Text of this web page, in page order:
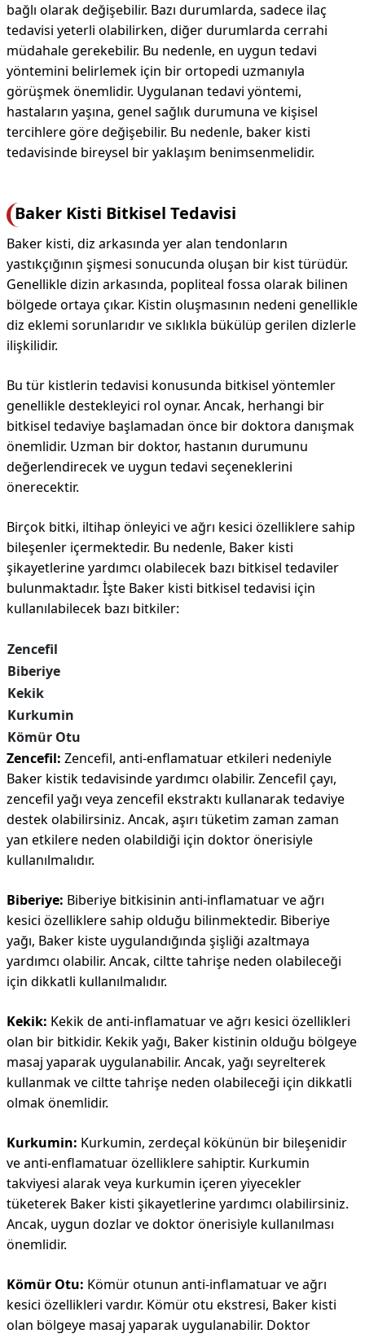
bağlı olarak değişebilir. Bazı durumlarda, sadece ilaç
tedavisi yeterli olabilirken, diğer durumlarda cerrahi
müdahale gerekebilir. Bu nedenle, en uygun tedavi
yöntemini belirlemek için bir ortopedi uzmanıyla
görüşmek önemlidir. Uygulanan tedavi yöntemi,
hastaların yaşına, genel sağlık durumuna ve kişisel
tercihlere göre değişebilir. Bu nedenle, baker kisti
tedavisinde bireysel bir yaklaşım benimsenmelidir.
Baker Kisti Bitkisel Tedavisi
Baker kisti, diz arkasında yer alan tendonların
yastıkçığının şişmesi sonucunda oluşan bir kist türüdür.
Genellikle dizin arkasında, popliteal fossa olarak bilinen
bölgede ortaya çıkar. Kistin oluşmasının nedeni genellikle
diz eklemi sorunlarıdır ve sıklıkla bükülüp gerilen dizlerle
ilişkilidir.
Bu tür kistlerin tedavisi konusunda bitkisel yöntemler
genellikle destekleyici rol oynar. Ancak, herhangi bir
bitkisel tedaviye başlamadan önce bir doktora danışmak
önemlidir. Uzman bir doktor, hastanın durumunu
değerlendirecek ve uygun tedavi seçeneklerini
önerecektir.
Birçok bitki, iltihap önleyici ve ağrı kesici özelliklere sahip
bileşenler içermektedir. Bu nedenle, Baker kisti
şikayetlerine yardımcı olabilecek bazı bitkisel tedaviler
bulunmaktadır. İşte Baker kisti bitkisel tedavisi için
kullanılabilecek bazı bitkiler:
Zencefil
Biberiye
Kekik
Kurkumin
Kömür Otu
Zencefil: Zencefil, anti-enflamatuar etkileri nedeniyle
Baker kistik tedavisinde yardımcı olabilir. Zencefil çayı,
zencefil yağı veya zencefil ekstraktı kullanarak tedaviye
destek olabilirsiniz. Ancak, aşırı tüketim zaman zaman
yan etkilere neden olabildiği için doktor önerisiyle
kullanılmalıdır.
Biberiye: Biberiye bitkisinin anti-inflamatuar ve ağrı
kesici özelliklere sahip olduğu bilinmektedir. Biberiye
yağı, Baker kiste uygulandığında şişliği azaltmaya
yardımcı olabilir. Ancak, ciltte tahrişe neden olabileceği
için dikkatli kullanılmalıdır.
Kekik: Kekik de anti-inflamatuar ve ağrı kesici özellikleri
olan bir bitkidir. Kekik yağı, Baker kistinin olduğu bölgeye
masaj yaparak uygulanabilir. Ancak, yağı seyrelterek
kullanmak ve ciltte tahrişe neden olabileceği için dikkatli
olmak önemlidir.
Kurkumin: Kurkumin, zerdeçal kökünün bir bileşenidir
ve anti-enflamatuar özelliklere sahiptir. Kurkumin
takviyesi alarak veya kurkumin içeren yiyecekler
tüketerek Baker kisti şikayetlerine yardımcı olabilirsiniz.
Ancak, uygun dozlar ve doktor önerisiyle kullanılması
önemlidir.
Kömür Otu: Kömür otunun anti-inflamatuar ve ağrı
kesici özellikleri vardır. Kömür otu ekstresi, Baker kisti
olan bölgeye masaj yaparak uygulanabilir. Doktor